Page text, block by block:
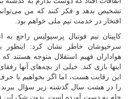
تشخیص بدهد و فکر کنند که من
افتخار در خدمت تیم ملی خواهم بود.
کاپیتان تیم فوتبال پرسپولیس راجع به
سرخپوشان خاطر نشان کرد: اینطور
هواداران فهیم استقلال متوجه هستند که
اینها بازی کند. خیلی از بچه‌های آنها
این رقابت هست، اما اگر بخواهیم با
جام به دست آورده است. بدون شک این